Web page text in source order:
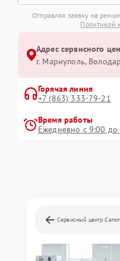
Отправляя заявку на
Политикой
Адрес сервисного
г. Мариуполь,
Горячая линия
+7 (863) 333-79-21
Время работы
Ежедневно с 9:00 до
Сервисный центр Canon